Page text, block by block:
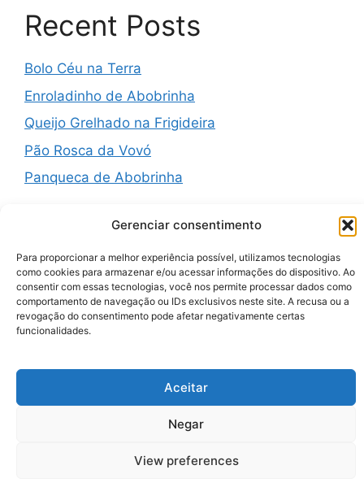
Gerenciar consentimento
Para proporcionar a melhor experiência possível, utilizamos tecnologias
como cookies para armazenar e/ou acessar informações do dispositivo. Ao
consentir com essas tecnologias, você nos permite processar dados como
comportamento de navegação ou IDs exclusivos neste site. A recusa ou a
revogação do consentimento pode afetar negativamente certas
funcionalidades.
Aceitar
Negar
View preferences
Recent Posts
Bolo Céu na Terra
Enroladinho de Abobrinha
Queijo Grelhado na Frigideira
Pão Rosca da Vovó
Panqueca de Abobrinha
Recent Comments
A WordPress CommenteremHello world!
© 2026 Zenauraf Receitas• Built with